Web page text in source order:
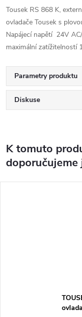
Tousek RS 868 K,
ovladače Tousek s
Napájecí napětí 24V
maximální zatížitelností
Parametry produktu
Diskuse
K tomuto